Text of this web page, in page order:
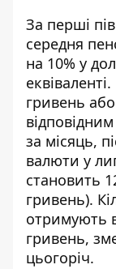
За перші
середня
на 10% у
гривень
за місяць,
валюти у
становить
гривень).
отримують
гривень,
цьогоріч.